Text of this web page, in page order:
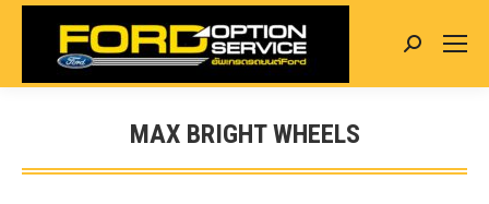
Search:
MAX BRIGHT WHEELS
You are here: